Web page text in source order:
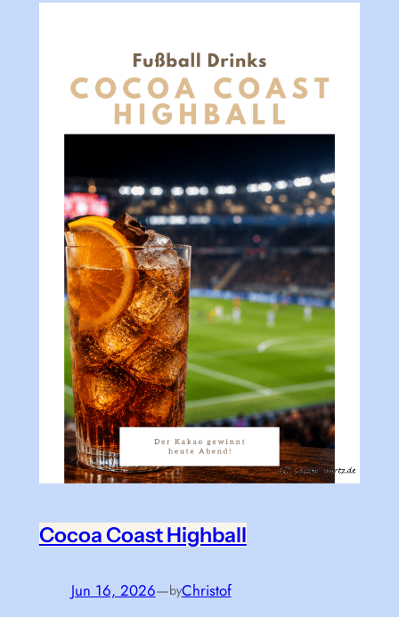
Cocoa Coast Highball
Jun 16, 2026—byChristof